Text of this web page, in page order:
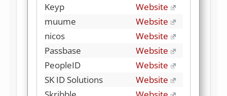
Keyp
Website
muume
Website
nicos
Website
Passbase
Website
PeopleID
Website
SK ID Solutions
Website